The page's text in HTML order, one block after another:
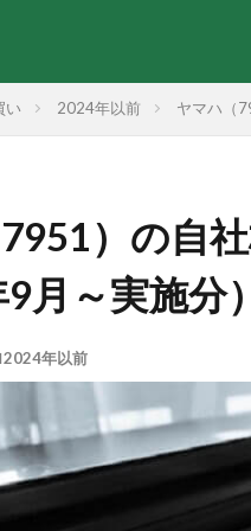
い 2024年以前 ヤマハ（
）の自
9月～実施分
2024年以前